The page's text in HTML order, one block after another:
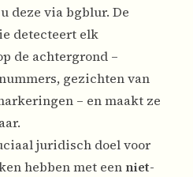
deze via bgblur. De
detecteert elk
de achtergrond –
gezichten van
– en maakt ze
juridisch doel voor
hebben met een niet-